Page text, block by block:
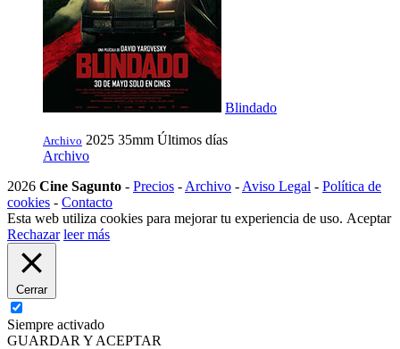
Blindado
Archivo 2025 35mm Últimos días
Archivo
2026 Cine Sagunto - Precios - Archivo - Aviso Legal - Política de
cookies - Contacto
Esta web utiliza cookies para mejorar tu experiencia de uso. Aceptar
Rechazar leer más
Cerrar
Siempre activado
GUARDAR Y ACEPTAR